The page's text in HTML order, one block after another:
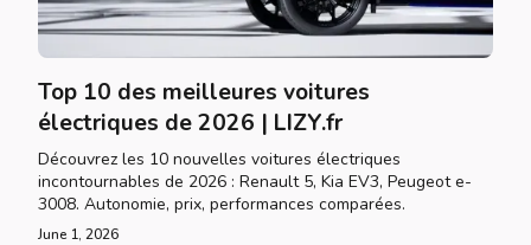
Top 10 des meilleures voitures
électriques de 2026 | LIZY.fr
Découvrez les 10 nouvelles voitures électriques
incontournables de 2026 : Renault 5, Kia EV3, Peugeot e-
3008. Autonomie, prix, performances comparées.
June 1, 2026